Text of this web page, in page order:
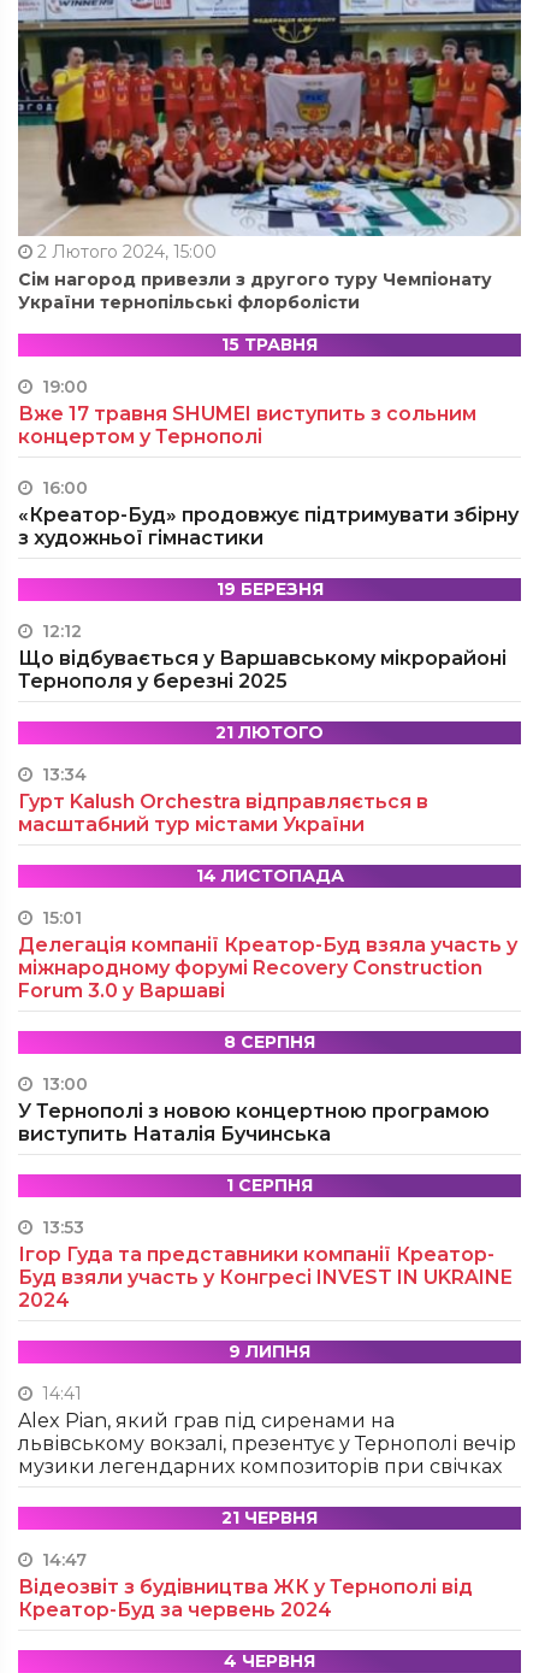
2 Лютого 2024, 15:00
Сім нагород привезли з другого туру Чемпіонату
України тернопільські флорболісти
15 ТРАВНЯ
19:00
Вже 17 травня SHUMEI виступить з сольним
концертом у Тернополі
16:00
«Креатор-Буд» продовжує підтримувати збірну
з художньої гімнастики
19 БЕРЕЗНЯ
12:12
Що відбувається у Варшавському мікрорайоні
Тернополя у березні 2025
21 ЛЮТОГО
13:34
Гурт Kalush Orchestra відправляється в
масштабний тур містами України
14 ЛИСТОПАДА
15:01
Делегація компанії Креатор-Буд взяла участь у
міжнародному форумі Recovery Construction
Forum 3.0 у Варшаві
8 СЕРПНЯ
13:00
У Тернополі з новою концертною програмою
виступить Наталія Бучинська
1 СЕРПНЯ
13:53
Ігор Гуда та представники компанії Креатор-
Буд взяли участь у Конгресі INVEST IN UKRAINE
2024
9 ЛИПНЯ
14:41
Alex Pian, який грав під сиренами на
львівському вокзалі, презентує у Тернополі вечір
музики легендарних композиторів при свічках
21 ЧЕРВНЯ
14:47
Відеозвіт з будівництва ЖК у Тернополі від
Креатор-Буд за червень 2024
4 ЧЕРВНЯ